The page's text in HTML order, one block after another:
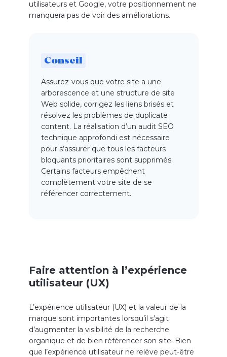
utilisateurs et Google, votre positionnement ne
manquera pas de voir des améliorations.
Conseil
Assurez-vous que votre site a une
arborescence et une structure de site
Web solide, corrigez les liens brisés et
résolvez les problèmes de duplicate
content. La réalisation d’un audit SEO
technique approfondi est nécessaire
pour s’assurer que tous les facteurs
bloquants prioritaires sont supprimés.
Certains facteurs empêchent
complètement votre site de se
référencer correctement.
Faire attention à l’expérience
utilisateur (UX)
L’expérience utilisateur (UX) et la valeur de la
marque sont importantes lorsqu’il s’agit
d’augmenter la visibilité de la recherche
organique et de bien référencer son site. Bien
que l’expérience utilisateur ne relève peut-être